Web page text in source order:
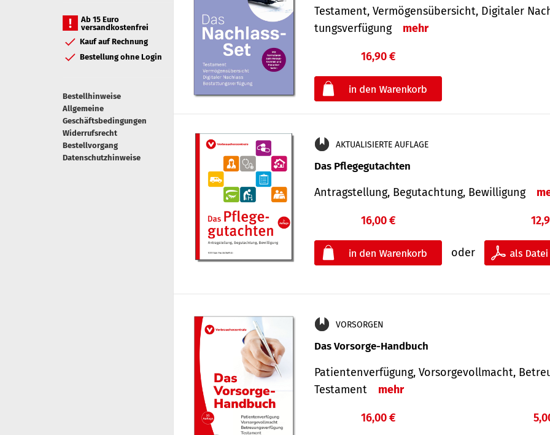
Ab 15 Euro
versandkostenfrei
Kauf auf Rechnung
Bestellung ohne Login
Bestellhinweise
Allgemeine
Geschäftsbedingungen
Widerrufsrecht
Bestellvorgang
Datenschutzhinweise
Testament, Vermögens­übersicht, Digitaler
tungs­ver­fügung
mehr
16,90 €
AKTUALISIERTE AUFLAGE
Das Pflegegutachten
Antragstellung, Begutachtung, Bewilligung
16,00 €
oder
VORSORGEN
Das Vorsorge-Handbuch
Patientenverfügung, Vorsorgevollmacht,
Testament
mehr
16,00 €